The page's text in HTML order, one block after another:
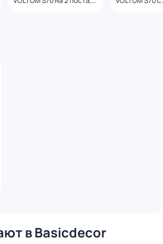
в Basicdecor